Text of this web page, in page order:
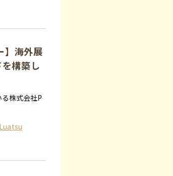
】海外展
構築し
株式会社P
Luatsu